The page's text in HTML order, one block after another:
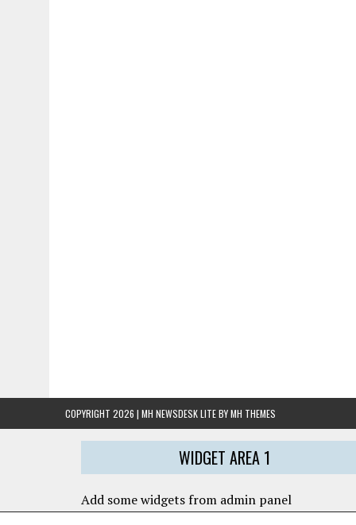
COPYRIGHT 2026 | MH NEWSDESK LITE BYMH THEMES
WIDGET AREA 1
Add some widgets from admin panel